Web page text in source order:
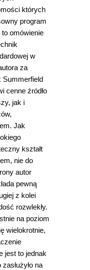
których
program
omówienie
w
za
Summerfield
cenne źródło
jak i
Jak
kształt
nie do
autor
pewną
z kolei
rozwlekły.
na poziom
wielokrotnie,
jest to jednak
na